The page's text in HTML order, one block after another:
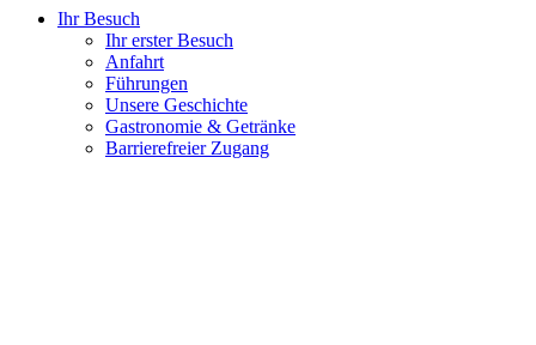
Ihr Besuch
Ihr erster Besuch
Anfahrt
Führungen
Unsere Geschichte
Gastronomie & Getränke
Barrierefreier Zugang